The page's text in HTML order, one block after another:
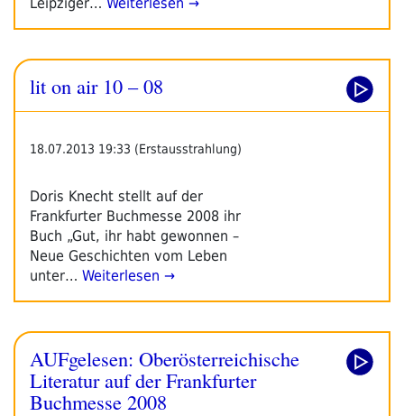
lit on air 10 – 08
18.07.2013 19:33 (Erstausstrahlung)
Doris Knecht stellt auf der
Frankfurter Buchmesse 2008 ihr
Buch „Gut, ihr habt gewonnen –
Neue Geschichten vom Leben
unter… Weiterlesen →
AUFgelesen: Oberösterreichische
Literatur auf der Frankfurter
Buchmesse 2008